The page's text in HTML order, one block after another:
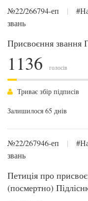
№22/266794-еп |
звань
Присвоєння звання
1136 голосів
Триває збір підписів
Залишилося 65 днів
№22/267946-еп |
звань
Петиція про
(посмертно)